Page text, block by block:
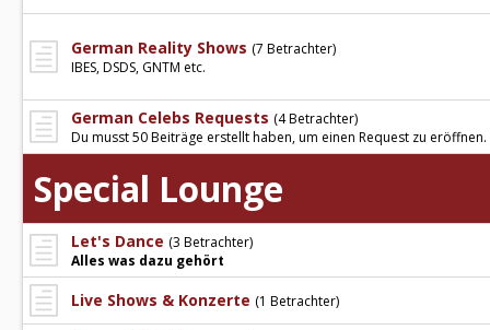
German Reality Shows (7 Betrachter)
IBES, DSDS, GNTM etc.
German Celebs Requests (4 Betrachter)
Du musst 50 Beiträge erstellt haben, um einen Request zu eröffnen.
Special Lounge
Let's Dance (3 Betrachter)
Alles was dazu gehört
Live Shows & Konzerte (1 Betrachter)